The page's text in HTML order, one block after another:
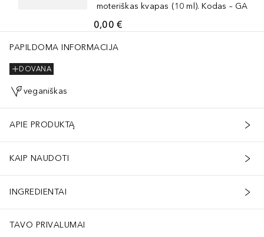
moteriškas kvapas (10 ml). Kodas – GA
0,00 €
PAPILDOMA INFORMACIJA
DOVANA
veganiškas
APIE PRODUKTĄ
KAIP NAUDOTI
INGREDIENTAI
TAVO PRIVALUMAI